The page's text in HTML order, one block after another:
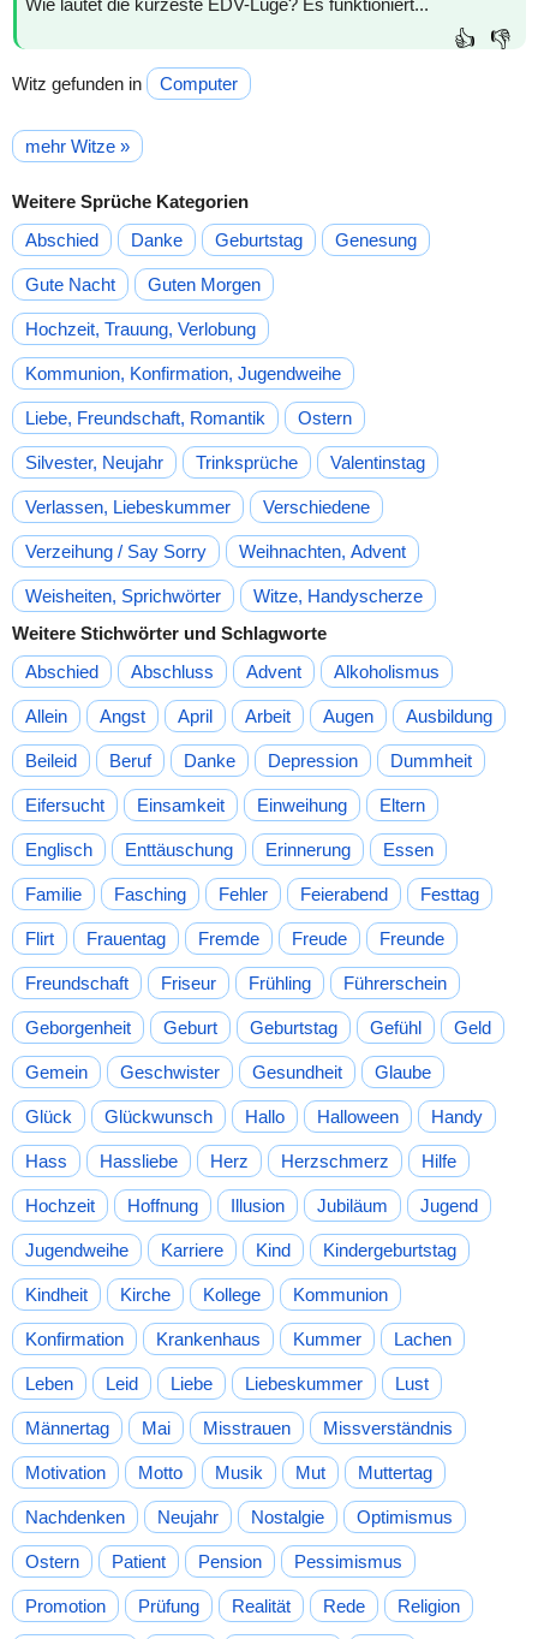
Wie lautet die kürzeste EDV-Lüge? Es funktioniert...
👍 👎
Witz gefunden in Computer
mehr Witze »
Weitere Sprüche Kategorien
Abschied
Danke Geburtstag Genesung
Gute Nacht Guten Morgen
Hochzeit, Trauung, Verlobung
Kommunion, Konfirmation, Jugendweihe
Liebe, Freundschaft, Romantik Ostern
Silvester, Neujahr Trinksprüche Valentinstag
Verlassen, Liebeskummer Verschiedene
Verzeihung / Say Sorry Weihnachten, Advent
Weisheiten, Sprichwörter
Witze, Handyscherze
Weitere Stichwörter und Schlagworte
Abschied
Abschluss Advent Alkoholismus
Allein Angst April Arbeit Augen Ausbildung
Beileid Beruf Danke Depression Dummheit
Eifersucht Einsamkeit Einweihung Eltern
Englisch Enttäuschung Erinnerung Essen
Familie Fasching Fehler Feierabend Festtag
Flirt Frauentag Fremde Freude Freunde
Freundschaft Friseur Frühling Führerschein
Geborgenheit Geburt Geburtstag Gefühl Geld
Gemein Geschwister Gesundheit Glaube
Glück Glückwunsch Hallo Halloween Handy
Hass Hassliebe Herz Herzschmerz Hilfe
Hochzeit Hoffnung Illusion Jubiläum Jugend
Jugendweihe Karriere Kind Kindergeburtstag
Kindheit Kirche Kollege Kommunion
Konfirmation Krankenhaus Kummer Lachen
Leben Leid Liebe Liebeskummer Lust
Männertag Mai Misstrauen Missverständnis
Motivation Motto Musik Mut Muttertag
Nachdenken Neujahr Nostalgie Optimismus
Ostern Patient Pension Pessimismus
Promotion Prüfung Realität Rede Religion